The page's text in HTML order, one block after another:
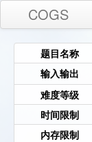
COGS
题目名称
输入输出
难度等级
时间限制
内存限制